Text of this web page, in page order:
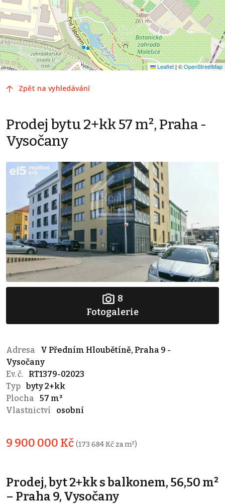
Leaflet | ©OpenStreetMap
Zpět na vyhledávání
Prodej bytu 2+kk 57 m², Praha -
Vysočany
8
Fotogalerie
Adresa
V Předním Hloubětíně, Praha 9 -
Vysočany
Ev. č.
RT1379-02023
Typ byty 2+kk
Plocha
57 m²
Vlastnictví
osobní
9 900 000 Kč (173 684 Kč za m²)
Prodej, byt 2+kk s balkonem, 56,50 m²
– Praha 9, Vysočany